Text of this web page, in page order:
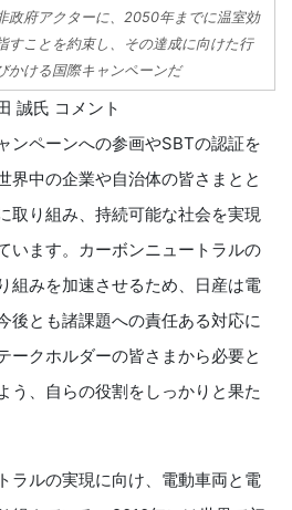
政府アクターに、2050年までに温室効
すことを約束し、その達成に向けた行
かける国際キャンペーンだ
誠氏 コメント
ンペーンへの参画やSBTの認証を
界中の企業や自治体の皆さまとと
取り組み、持続可能な社会を実現
います。カーボンニュートラルの
組みを加速させるため、日産は電
後とも諸課題への責任ある対応に
ークホルダーの皆さまから必要と
う、自らの役割をしっかりと果た
ラルの実現に向け、電動車両と電